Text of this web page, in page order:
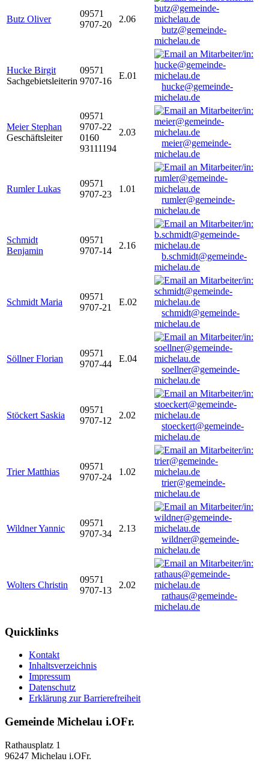
Butz Oliver
09571
9707-20
2.06
butz@gemeinde-
michelau.de
Hucke Birgit
Sachgebietsleiterin
09571
9707-16
E.01
hucke@gemeinde-
michelau.de
Meier Stephan
Geschäftsleiter
09571
9707-22
0160
93111194
2.03
meier@gemeinde-
michelau.de
Rumler Lukas
09571
9707-23
1.01
rumler@gemeinde-
michelau.de
Schmidt
Benjamin
09571
9707-14
2.16
b.schmidt@gemeinde-
michelau.de
Schmidt Maria
09571
9707-21
E.02
schmidt@gemeinde-
michelau.de
Söllner Florian
09571
9707-44
E.04
soellner@gemeinde-
michelau.de
Stöckert Saskia
09571
9707-12
2.02
stoeckert@gemeinde-
michelau.de
Trier Matthias
09571
9707-24
1.02
trier@gemeinde-
michelau.de
Wildner Yannic
09571
9707-34
2.13
wildner@gemeinde-
michelau.de
Wolters Christin
09571
9707-13
2.02
rathaus@gemeinde-
michelau.de
Quicklinks
Kontakt
Inhaltsverzeichnis
Impressum
Datenschutz
Erklärung zur Barrierefreiheit
Gemeinde Michelau i.OFr.
Rathausplatz 1
96247 Michelau i.OFr.